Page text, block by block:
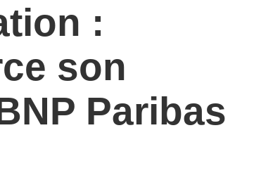
:
son
Paribas